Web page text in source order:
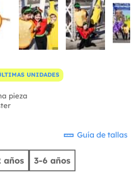
UNIDADES
pieza
Guía de tallas
años 3-6 años